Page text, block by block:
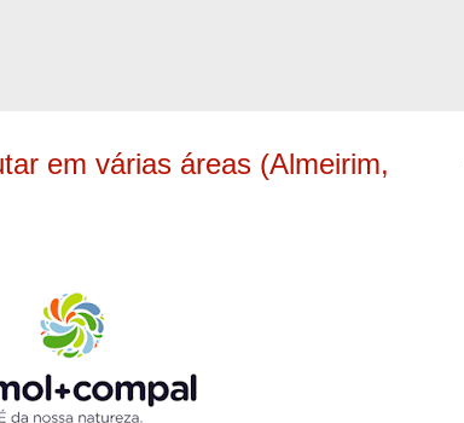
em várias áreas (Almeirim,